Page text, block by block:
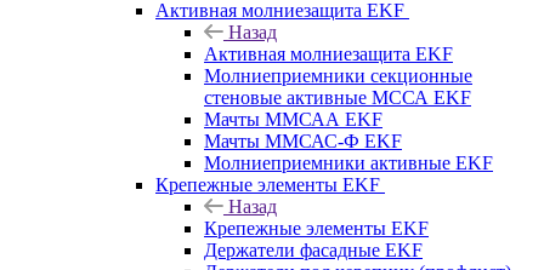
Активная молниезащита EKF
Назад
Активная молниезащита EKF
Молниеприемники секционные
стеновые активные МССА EKF
Мачты ММСАА EKF
Мачты ММСАС-Ф EKF
Молниеприемники активные EKF
Крепежные элементы EKF
Назад
Крепежные элементы EKF
Держатели фасадные EKF